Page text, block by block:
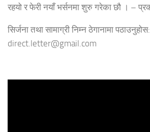
रहयो र फेरी नयाँ भर्सनमा शुरु गरेका छौ । –
सिर्जना तथा सामाग्री निम्न ठेगानामा पठाउनुहोस:
direct.letter@gmail.com